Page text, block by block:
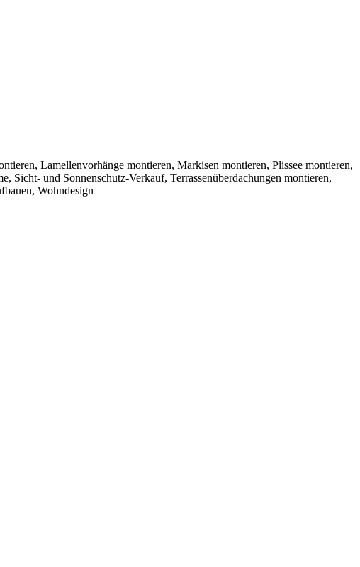
Lamellenvorhänge montieren, Markisen montieren, Plissee montieren,
Sicht- und Sonnenschutz-Verkauf, Terrassenüberdachungen montieren,
Wohndesign